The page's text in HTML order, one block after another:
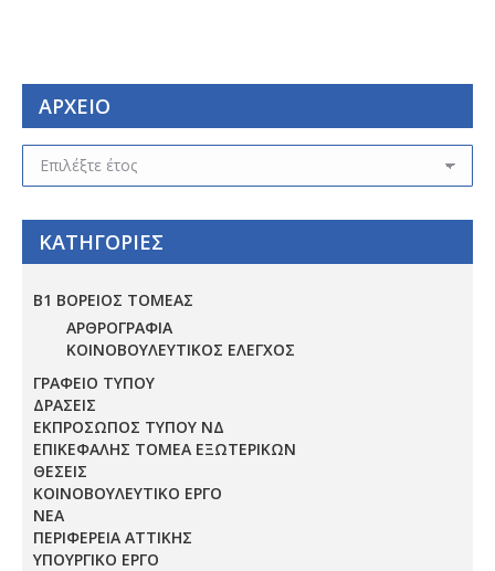
ΑΡΧΕΙΟ
ΑΡΧΕΙΟ
ΚΑΤΗΓΟΡΙΕΣ
Β1 ΒΟΡΕΙΟΣ ΤΟΜΕΑΣ
ΑΡΘΡΟΓΡΑΦΙΑ
ΚΟΙΝΟΒΟΥΛΕΥΤΙΚΟΣ ΕΛΕΓΧΟΣ
ΓΡΑΦΕΙΟ ΤΥΠΟΥ
ΔΡΑΣΕΙΣ
ΕΚΠΡΟΣΩΠΟΣ ΤΥΠΟΥ ΝΔ
ΕΠΙΚΕΦΑΛΗΣ ΤΟΜΕΑ ΕΞΩΤΕΡΙΚΩΝ
ΘΕΣΕΙΣ
ΚΟΙΝΟΒΟΥΛΕΥΤΙΚΟ ΕΡΓΟ
ΝΕΑ
ΠΕΡΙΦΕΡΕΙΑ ΑΤΤΙΚΗΣ
ΥΠΟΥΡΓΙΚΟ ΕΡΓΟ